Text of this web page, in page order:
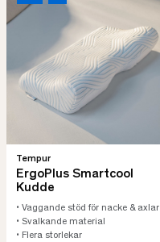
Tempur
ErgoPlus Smartcool
Kudde
• Vaggande stöd för nacke & axlar
• Svalkande material
• Flera storlekar